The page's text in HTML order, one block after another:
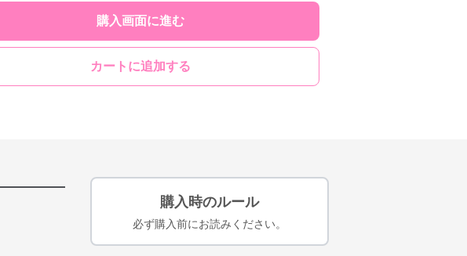
購入画面に進む
カートに追加する
購入時のルール
必ず購入前にお読みください。